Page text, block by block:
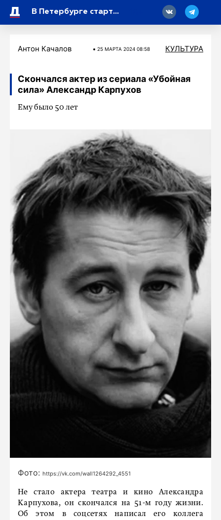
В Петербурге стартовал всероссийский конкурс на приз Культурного центра Образцовой
Антон Качалов 25 МАРТA 2024 08:58 КУЛЬТУРА
Скончался актер из сериала «Убойная
сила» Александр Карпухов
Ему было 50 лет
Фото: https://vk.com/wall1264292_4551
Не стало актера театра и кино Александра
Карпухова, он скончался на 51-м году жизни.
Об этом в соцсетях написал его коллега